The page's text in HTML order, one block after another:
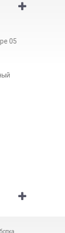
05